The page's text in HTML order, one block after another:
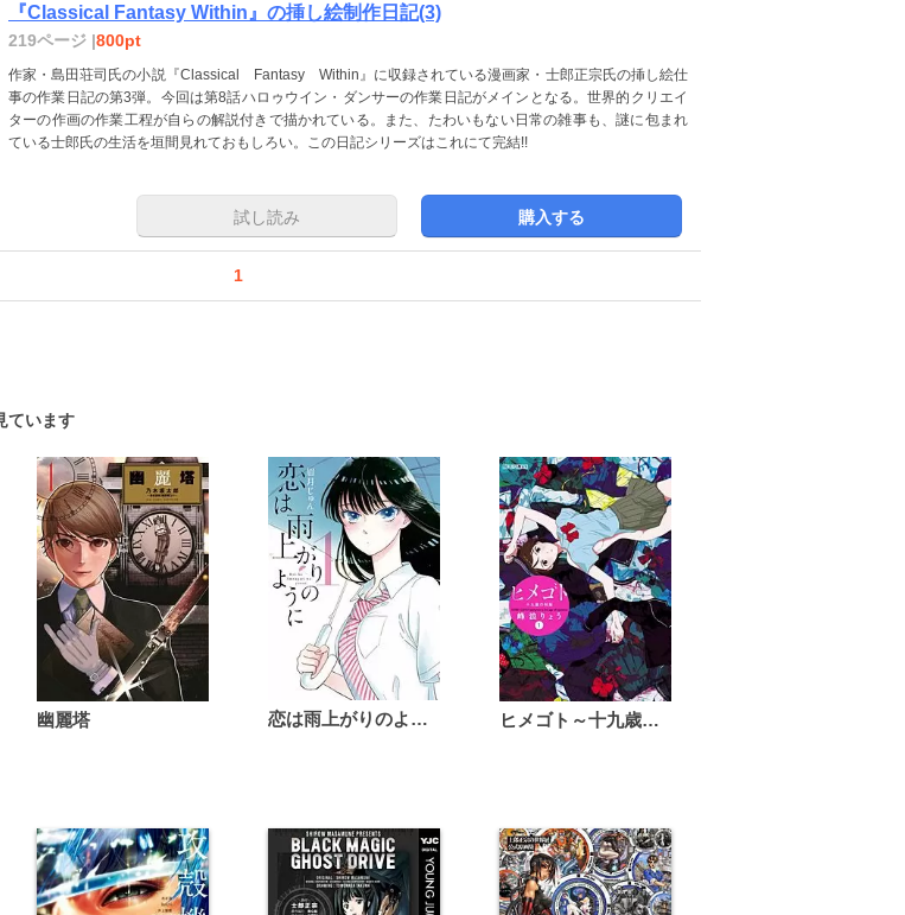
『Classical Fantasy Within』の挿し絵制作日記(3)
219ページ |800pt
作家・島田荘司氏の小説『Classical Fantasy Within』に収録されている漫画家・士郎正宗氏の挿し絵仕
事の作業日記の第3弾。今回は第8話ハロゥウイン・ダンサーの作業日記がメインとなる。世界的クリエイ
ターの作画の作業工程が自らの解説付きで描かれている。また、たわいもない日常の雑事も、謎に包まれ
ている士郎氏の生活を垣間見れておもしろい。この日記シリーズはこれにて完結!!
試し読み 購入する
1
ています
幽麗塔 恋は雨上がりのように ヒメゴト～十九歳の制服～